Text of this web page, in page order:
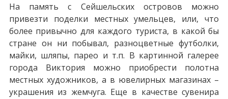
На память с Сейшельских островов можно
привезти поделки местных умельцев, или, что
более привычно для каждого туриста, в какой бы
стране он ни побывал, разноцветные футболки,
майки, шляпы, парео и т.п. В картинной галерее
города Виктория можно приобрести полотна
местных художников, а в ювелирных магазинах –
украшения из жемчуга. Еще в качестве сувенира